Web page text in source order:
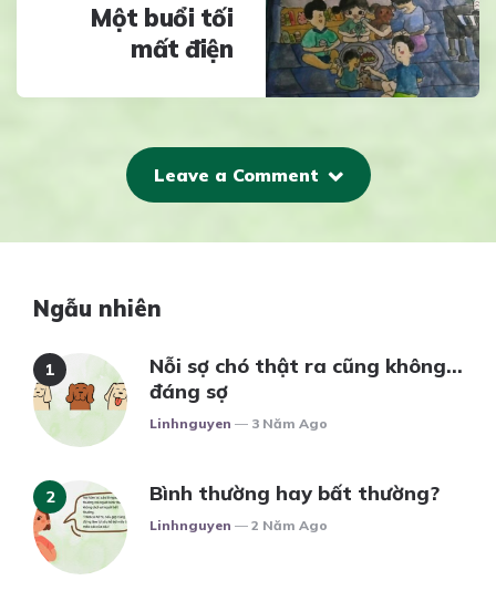
Một buổi tối
mất điện
Leave a Comment
Ngẫu nhiên
Nỗi sợ chó thật ra cũng không…
đáng sợ
Posted
Linhnguyen 3 Năm Ago
Bình thường hay bất thường?
Posted
Linhnguyen 2 Năm Ago